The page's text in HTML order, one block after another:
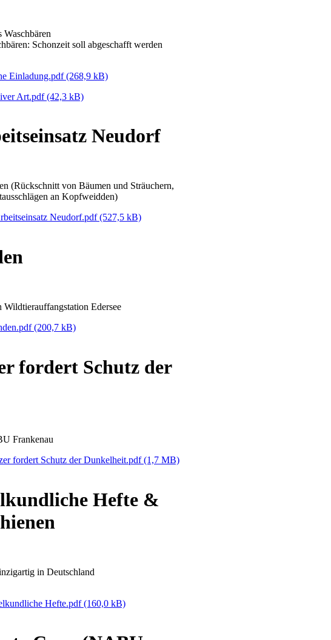
Schonzeit soll abgeschafft werden
Einladung.pdf(268,9 kB)
Art.pdf(42,3 kB)
Neudorf
(Rückschnitt von Bäumen und Sträuchern,
an Kopfweidden)
Neudorf.pdf(527,5 kB)
Edersee
(200,7 kB)
fordert Schutz der
Frankenau
fordert Schutz der Dunkelheit.pdf(1,7 MB)
Hefte &
in Deutschland
Hefte.pdf(160,0 kB)